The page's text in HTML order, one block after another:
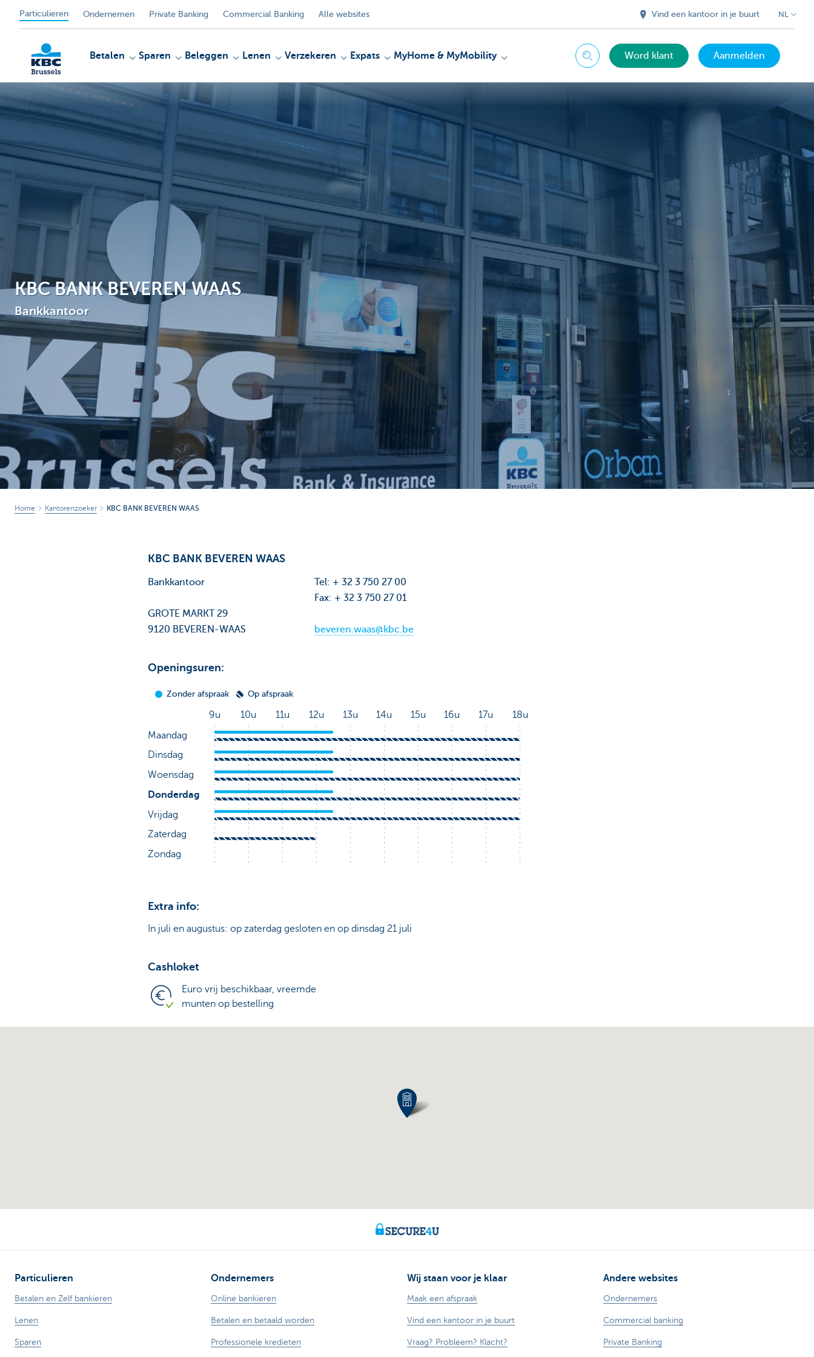
Particulieren Ondernemen Private Banking Commercial Banking Alle websites Vind een kantoor in je buurt NL
KBC
Brussels
Betalen Sparen Beleggen Lenen Verzekeren Expats MyHome & MyMobility Zoeken Word klant Aanmelden
KBC BANK BEVEREN WAAS
Bankkantoor
Home Kantorenzoeker KBC BANK BEVEREN WAAS
KBC BANK BEVEREN WAAS
Bankkantoor
GROTE MARKT 29
9120 BEVEREN-WAAS
Tel: + 32 3 750 27 00
Fax: + 32 3 750 27 01
beveren.waas@kbc.be
Openingsuren:
Extra info:
In juli en augustus: op zaterdag gesloten en op dinsdag 21 juli
Cashloket
Euro vrij beschikbaar, vreemde
munten op bestelling
Particulieren
Betalen en Zelf bankieren
Lenen
Sparen
Ondernemers
Online bankieren
Betalen en betaald worden
Professionele kredieten
Wij staan voor je klaar
Maak een afspraak
Vind een kantoor in je buurt
Vraag? Probleem? Klacht?
Andere websites
Ondernemers
Commercial banking
Private Banking